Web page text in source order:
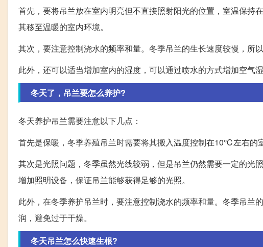
首先，要将吊兰放在室内明亮但不直接照射阳光的位置，室温保
其移至温暖的室内环境。
其次，要注意控制浇水的频率和量。冬季吊兰的生长速度较慢，所
此外，还可以适当增加室内的湿度，可以通过喷水的方式增加空气
冬天了，吊兰要怎么养护?
冬天养护吊兰需要注意以下几点：
首先是保暖，冬季养殖吊兰时需要将其搬入温度控制在10℃左右的
其次是光照问题，冬季虽然光线较弱，但是吊兰仍然需要一定的光
增加照明设备，保证吊兰能够获得足够的光照。
此外，在冬季养护吊兰时，要注意控制浇水的频率和量。冬季吊
润，避免过于干燥。
冬天吊兰怎么快速生根?